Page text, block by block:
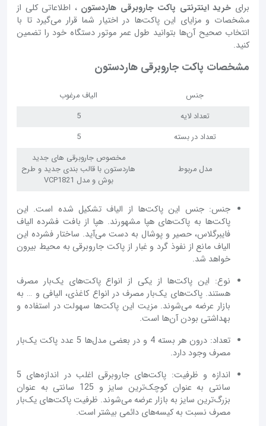
برای خرید اینترنتی پاکت جاروبرقی هاردستون، اطلاعاتی کلی از
مشخصات و مزایای این پاکت‌ها در اختیار شما قرار می‌گیرد تا با
انتخاب صحیح آن‌‌‌‌‌‌‌‌ها بتوانید طول عمر موتور دستگاه خود را تضمین
کنید.
مشخصات پاکت جاروبرقی هاردستون
جنس
الیاف مرغوب
تعداد لایه
5
تعداد در بسته
5
مدل مربوط
مخصوص جاروبرقی های جدید
هاردستون با قالب بندی جدید و طرح
بوش و مدل VCP1821
جنس: جنس این پاکت‌ها از الیاف تشکیل شده است. این
پاکت‌ها به پاکت‌های هپا مشهورند. هپا از بافت فشرده الیاف
فایبرگلاس، حصیر و پوشال به دست می‌آید. ساختار فشرده این
الیاف مانع از نفوذ گرد و غبار از پاکت جاروبرقی به محیط بیرون
خواهد شد.
نوع: این پاکت‌ها از یکی از انواع پاکت‌های یک‌بار مصرف
هستند. پاکت‌های یک‌بار مصرف در انواع کاغذی، الیافی و … به
بازار عرضه می‌شوند. مزیت این پاکت‌ها سهولت در استفاده و
بهداشتی بودن آن‌‌‌‌‌‌‌‌ها است.
تعداد: درون هر بسته 4 و در بعضی مدل‌ها 5 عدد پاکت یک‌بار
مصرف وجود دارد.
اندازه و ظرفیت: پاکت‌های جاروبرقی اغلب در اندازه‌های 5
سانتی به عنوان کوچک‌ترین سایز و 125 سانتی به عنوان
بزرگ‌ترین سایز به بازار عرضه می‌شوند. ظرفیت پاکت‌های یک‌بار
مصرف نسبت به کیسه‌های دائمی بیشتر است.